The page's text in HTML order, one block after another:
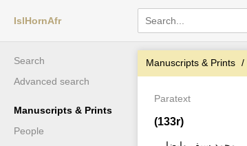
IslHornAfr
Search
Advanced search
Manuscripts & Prints
People
Manuscripts & Prints
Paratext
(133r)